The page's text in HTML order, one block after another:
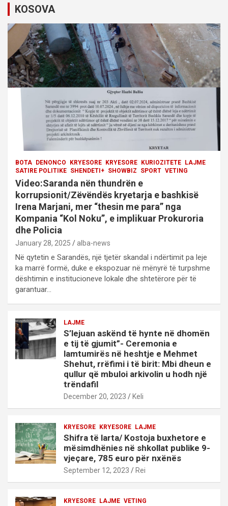
i
g
a
t
i
o
KOSOVA
BOTA DENONCO KRYESORE KRYESORE KURIOZITETE
LAJME
SATIRE POLITIKE SHENDETI+ SHOWBIZ SPORT VETING
Video:Saranda nën thundrën e
korrupsionit/Zëvëndës kryetarja e bashkisë
Irena Marjani, mer “thesin me para” nga
Kompania “Kol Noku”, e implikuar Prokuroria
dhe Policia
January 28, 2025 alba-news
Në qytetin e Sarandës, një tjetër skandal i ndërtimit pa leje
ka marrë formë, duke e ekspozuar në mënyrë të turpshme
dështimin e institucioneve lokale dhe shtetërore për të
garantuar…
LAJME
S’lejuan askënd të hynte në dhomën
e tij të gjumit”- Ceremonia e
lamtumirës në heshtje e Mehmet
Shehut, rrëfimi i të birit: Mbi dheun e
qullur që mbuloi arkivolin u hodh një
trëndafil
December 20, 2023 Keli
KRYESORE KRYESORE LAJME
Shifra të larta/ Kostoja buxhetore e
mësimdhënies në shkollat publike 9-
vjeçare, 785 euro për nxënës
September 12, 2023 Rei
KRYESORE LAJME VETING